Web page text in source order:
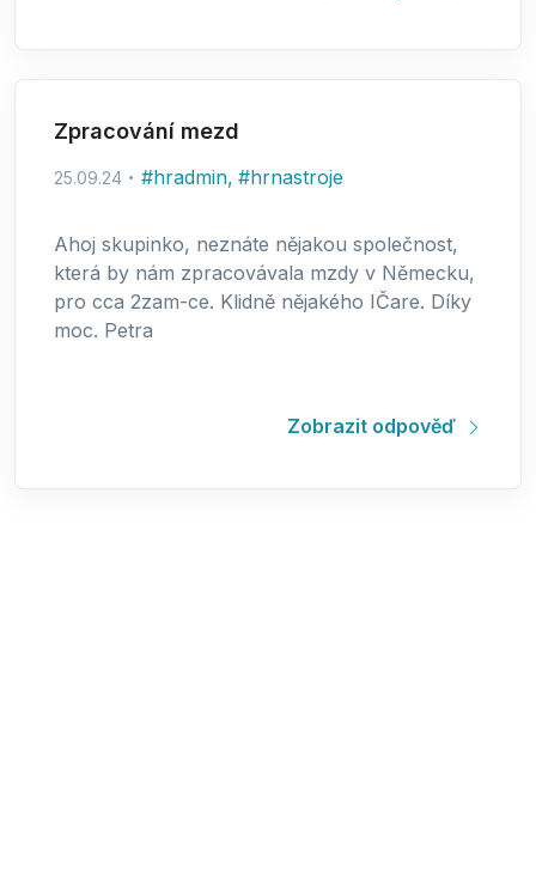
Zpracování mezd
25.09.24 #hradmin, #hrnastroje
Ahoj skupinko, neznáte nějakou společnost,
která by nám zpracovávala mzdy v Německu,
pro cca 2zam-ce. Klidně nějakého IČare. Díky
moc. Petra
Zobrazit odpověď